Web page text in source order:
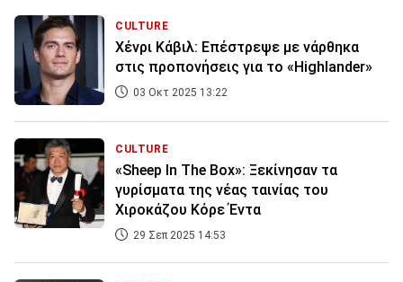
CULTURE
Χένρι Κάβιλ: Επέστρεψε με νάρθηκα
στις προπονήσεις για το «Highlander»
03 Οκτ 2025 13:22
CULTURE
«Sheep In The Box»: Ξεκίνησαν τα
γυρίσματα της νέας ταινίας του
Χιροκάζου Κόρε Έντα
29 Σεπ 2025 14:53